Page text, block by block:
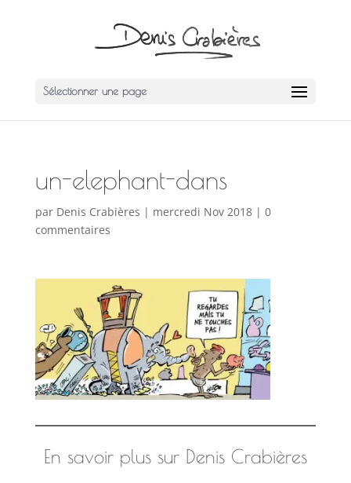
Sélectionner une page
un-elephant-dans
par Denis Crabières | mercredi Nov 2018| 0
commentaires
En savoir plus sur Denis Crabières